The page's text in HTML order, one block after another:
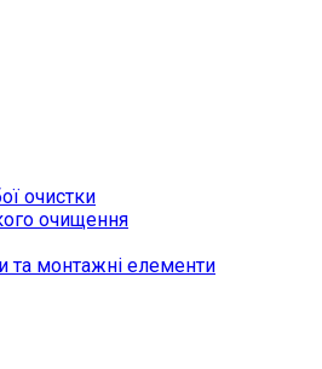
очистки
очищення
та монтажні елементи